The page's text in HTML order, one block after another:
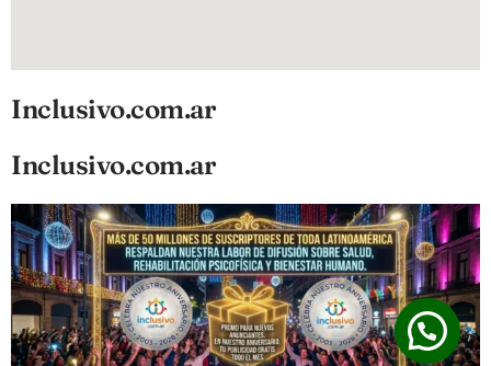
Inclusivo.com.ar
Inclusivo.com.ar